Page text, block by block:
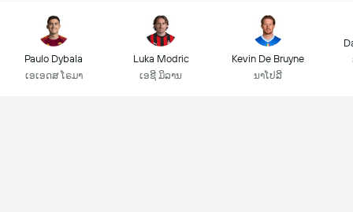
Paulo Dybala
ເອເອດສ ໂຣມາ
Luka Modric
ເອຊີ ມິລານ
Kevin De Bruyne
ນາໂປລີ